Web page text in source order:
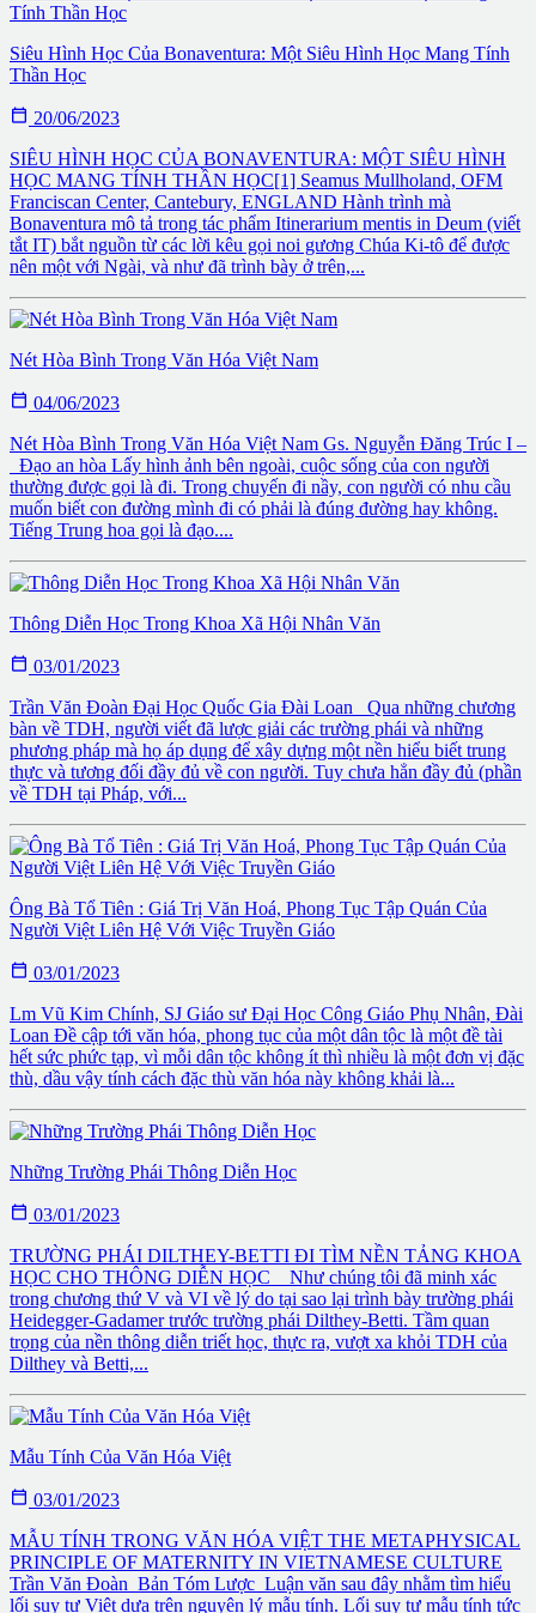
Siêu Hình Học Của Bonaventura: Một Siêu Hình Học Mang Tính
Thần Học
 20/06/2023
SIÊU HÌNH HỌC CỦA BONAVENTURA: MỘT SIÊU HÌNH
HỌC MANG TÍNH THẦN HỌC[1] Seamus Mullholand, OFM
Franciscan Center, Cantebury, ENGLAND Hành trình mà
Bonaventura mô tả trong tác phẩm Itinerarium mentis in Deum (viết
tắt IT) bắt nguồn từ các lời kêu gọi noi gương Chúa Ki-tô để được
nên một với Ngài, và như đã trình bày ở trên,...
Nét Hòa Bình Trong Văn Hóa Việt Nam
 04/06/2023
Nét Hòa Bình Trong Văn Hóa Việt Nam Gs. Nguyễn Đăng Trúc I –
Đạo an hòa Lấy hình ảnh bên ngoài, cuộc sống của con người
thường được gọi là đi. Trong chuyến đi nầy, con người có nhu cầu
muốn biết con đường mình đi có phải là đúng đường hay không.
Tiếng Trung hoa gọi là đạo....
Thông Diễn Học Trong Khoa Xã Hội Nhân Văn
 03/01/2023
Trần Văn Đoàn Đại Học Quốc Gia Đài Loan Qua những chương
bàn về TDH, người viết đã lược giải các trường phái và những
phương pháp mà họ áp dụng để xây dựng một nền hiểu biết trung
thực và tương đối đầy đủ về con người. Tuy chưa hẳn đầy đủ (phần
về TDH tại Pháp, với...
Ông Bà Tổ Tiên : Giá Trị Văn Hoá, Phong Tục Tập Quán Của
Người Việt Liên Hệ Với Việc Truyền Giáo
 03/01/2023
Lm Vũ Kim Chính, SJ Giáo sư Ðại Học Công Giáo Phụ Nhân, Ðài
Loan Ðề cập tới văn hóa, phong tục của một dân tộc là một đề tài
hết sức phức tạp, vì mỗi dân tộc không ít thì nhiều là một đơn vị đặc
thù, dầu vậy tính cách đặc thù văn hóa này không khải là...
Những Trường Phái Thông Diễn Học
 03/01/2023
TRƯỜNG PHÁI DILTHEY-BETTI ĐI TÌM NỀN TẢNG KHOA
HỌC CHO THÔNG DIỄN HỌC Như chúng tôi đã minh xác
trong chương thứ V và VI về lý do tại sao lại trình bày trường phái
Heidegger-Gadamer trước trường phái Dilthey-Betti. Tầm quan
trọng của nền thông diễn triết học, thực ra, vượt xa khỏi TDH của
Dilthey và Betti,...
Mẫu Tính Của Văn Hóa Việt
 03/01/2023
MẪU TÍNH TRONG VĂN HÓA VIỆT THE METAPHYSICAL
PRINCIPLE OF MATERNITY IN VIETNAMESE CULTURE
Trần Văn Ðoàn Bản Tóm Lược Luận văn sau đây nhằm tìm hiểu
lối suy tư Việt dựa trên nguyên lý mẫu tính. Lối suy tư mẫu tính tức